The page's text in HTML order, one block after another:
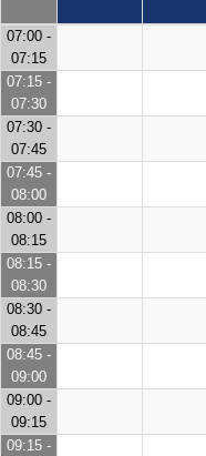
07:00 -
07:15
07:15 -
07:30
07:30 -
07:45
07:45 -
08:00
08:00 -
08:15
08:15 -
08:30
08:30 -
08:45
08:45 -
09:00
09:00 -
09:15
09:15 -